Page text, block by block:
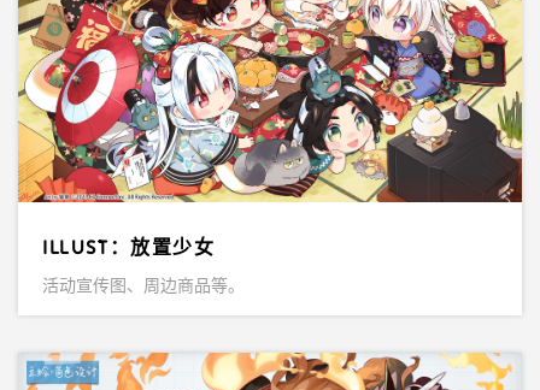
ILLUST：放置少女
活动宣传图、周边商品等。